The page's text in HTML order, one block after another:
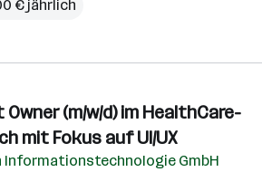
€ jährlich
(m/w/d) im HealthCare-
mit Fokus auf UI/UX
GmbH